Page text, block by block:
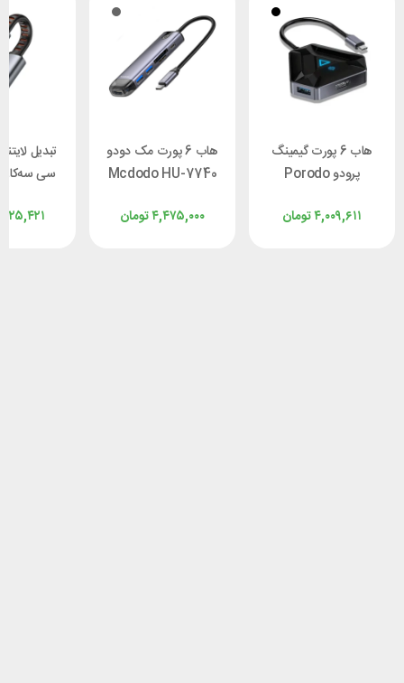
هاب 6 پورت گیمینگ
پرودو Porodo
تومان۴,۰۰۹,۶۱۱
هاب 6 پورت مک دودو
Mcdodo HU-7740
تومان۴,۴۷۵,۰۰۰
تبدیل
سی